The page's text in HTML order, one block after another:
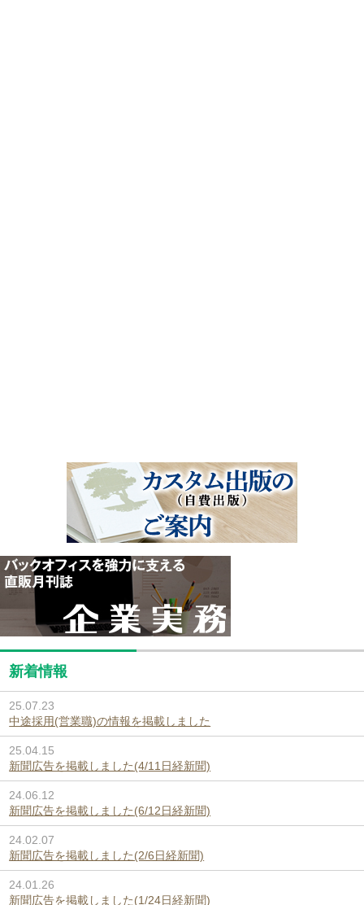
新着情報
25.07.23
中途採用(営業職)の情報を掲載しました
25.04.15
新聞広告を掲載しました(4/11日経新聞)
24.06.12
新聞広告を掲載しました(6/12日経新聞)
24.02.07
新聞広告を掲載しました(2/6日経新聞)
24.01.26
新聞広告を掲載しました(1/24日経新聞)